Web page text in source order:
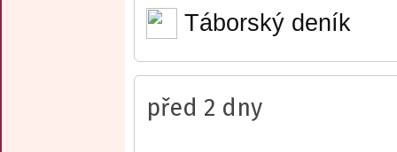
Táborský deník
před 2 dny